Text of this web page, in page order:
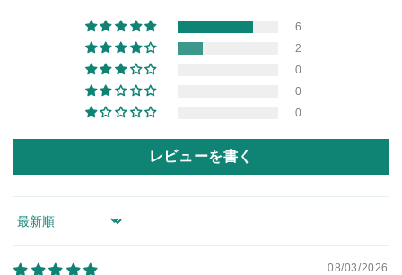
6
2
0
0
0
レビューを書く
Sort by
08/03/2026